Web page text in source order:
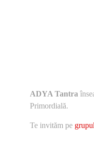
ADYA Tantra
Primordială.
Te invităm pe